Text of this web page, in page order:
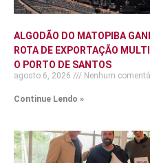
ALGODÃO DO MATOPIBA
ROTA DE EXPORTAÇÃO
O PORTO DE SANTOS
agosto 6, 2026 Nenhum
Continue Lendo »